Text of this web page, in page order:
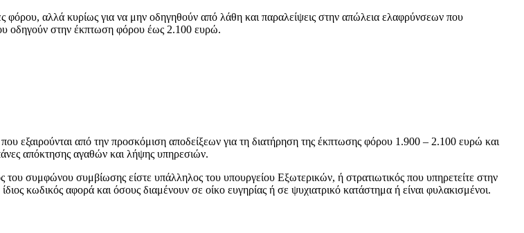
φόρου, αλλά κυρίως για να μην οδηγηθούν από λάθη και παραλείψεις στην απώλεια ελαφρύνσεων που
οδηγούν στην έκπτωση φόρου έως 2.100 ευρώ.
εξαιρούνται από την προσκόμιση αποδείξεων για τη διατήρηση της έκπτωσης φόρου 1.900 – 2.100 ευρώ και
απόκτησης αγαθών και λήψης υπηρεσιών.
συμφώνου συμβίωσης είστε υπάλληλος του υπουργείου Εξωτερικών, ή στρατιωτικός που υπηρετείτε στην
κωδικός αφορά και όσους διαμένουν σε οίκο ευγηρίας ή σε ψυχιατρικό κατάστημα ή είναι φυλακισμένοι.